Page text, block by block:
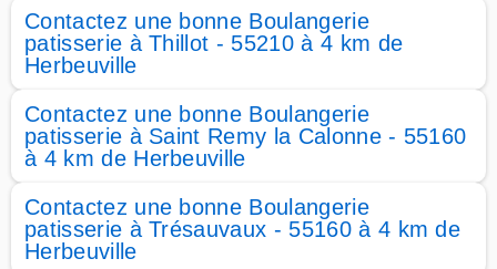
Contactez une bonne Boulangerie
patisserie à Thillot - 55210 à 4 km de
Herbeuville
Contactez une bonne Boulangerie
patisserie à Saint Remy la Calonne - 55160
à 4 km de Herbeuville
Contactez une bonne Boulangerie
patisserie à Trésauvaux - 55160 à 4 km de
Herbeuville